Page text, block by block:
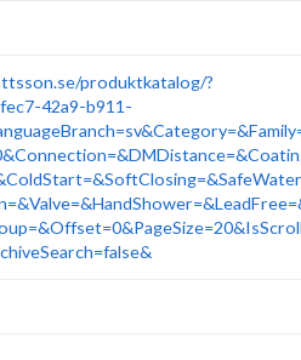
produktkatalog/?
42a9-b911-